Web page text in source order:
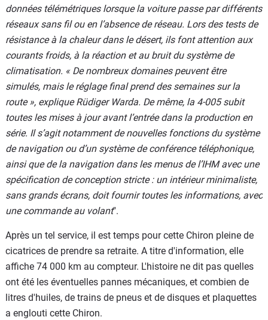
données télémétriques lorsque la voiture passe par différents
réseaux sans fil ou en l’absence de réseau. Lors des tests de
résistance à la chaleur dans le désert, ils font attention aux
courants froids, à la réaction et au bruit du système de
climatisation. « De nombreux domaines peuvent être
simulés, mais le réglage final prend des semaines sur la
route », explique Rüdiger Warda. De même, la 4-005 subit
toutes les mises à jour avant l’entrée dans la production en
série. Il s’agit notamment de nouvelles fonctions du système
de navigation ou d’un système de conférence téléphonique,
ainsi que de la navigation dans les menus de l’IHM avec une
spécification de conception stricte : un intérieur minimaliste,
sans grands écrans, doit fournir toutes les informations, avec
une commande au volant".
Après un tel service, il est temps pour cette Chiron pleine de
cicatrices de prendre sa retraite. A titre d'information, elle
affiche 74 000 km au compteur. L'histoire ne dit pas quelles
ont été les éventuelles pannes mécaniques, et combien de
litres d'huiles, de trains de pneus et de disques et plaquettes
a englouti cette Chiron.